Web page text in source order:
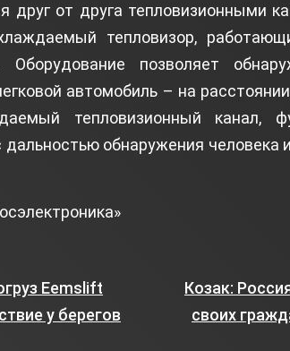
друг от друга тепловизионными
тепловизор,
позволяет
автомобиль – на
тепловизионный канал,
обнаружения человека
Eemslift
у берегов
Козак:
своих